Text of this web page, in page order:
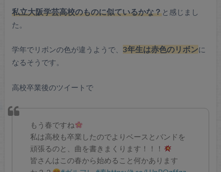
私立大阪学芸高校のものに似ているかな？と感じまし
た。
学年でリボンの色が違うようで、 3年生は赤色のリボンに
なるそうです。
高校卒業後のツイートで
もう春ですね
私は高校も卒業したのでよりベースとバンドを
頑張るのと、曲を書きまくります！！！
皆さんはこの春から始めること何かあります